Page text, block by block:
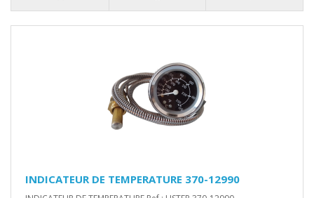
INDICATEUR DE TEMPERATURE 370-12990